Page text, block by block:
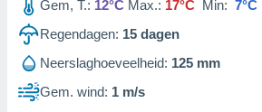
Gem, T.: 12°C Max.: 17°C Min: 7°C
Regendagen: 15 dagen
Neerslaghoeveelheid: 125 mm
Gem. wind: 1 m/s